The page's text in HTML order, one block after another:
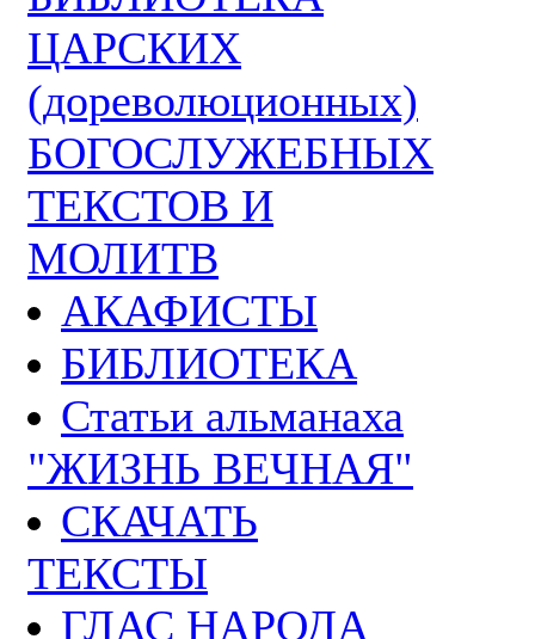
ЦАРСКИХ
(дореволюционных)
БОГОСЛУЖЕБНЫХ
ТЕКСТОВ И
МОЛИТВ
АКАФИСТЫ
БИБЛИОТЕКА
Статьи альманаха
"ЖИЗНЬ ВЕЧНАЯ"
СКАЧАТЬ
ТЕКСТЫ
ГЛАС НАРОДА